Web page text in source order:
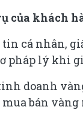
của khách
tin cá nhân,
pháp lý khi
doanh
bán vàng